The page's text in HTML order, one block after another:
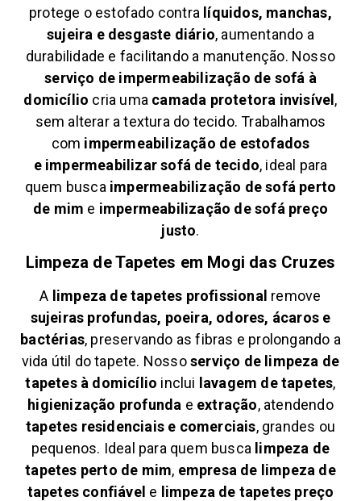
protege o estofado contra líquidos, manchas,
sujeira e desgaste diário, aumentando a
durabilidade e facilitando a manutenção. Nosso
serviço de impermeabilização de sofá à
domicílio cria uma camada protetora invisível,
sem alterar a textura do tecido. Trabalhamos
com impermeabilização de estofados
e impermeabilizar sofá de tecido, ideal para
quem busca impermeabilização de sofá perto
de mim e impermeabilização de sofá preço
justo.
Limpeza de Tapetes em Mogi das Cruzes
A limpeza de tapetes profissional remove
sujeiras profundas, poeira, odores, ácaros e
bactérias, preservando as fibras e prolongando a
vida útil do tapete. Nossoserviço de limpeza de
tapetes à domicílio inclui lavagem de tapetes,
higienização profunda e extração, atendendo
tapetes residenciais e comerciais, grandes ou
pequenos. Ideal para quem busca limpeza de
tapetes perto de mim, empresa de limpeza de
tapetes confiável e limpeza de tapetes preço